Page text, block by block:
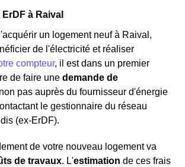
à Raival
un logement neuf à Raival,
de l'électricité et réaliser
compteur, il est dans un premier
de faire une demande de
non pas auprès du fournisseur d'énergie
le gestionnaire du réseau
(ex-ErDF).
de votre nouveau logement va
de travaux. L'estimation de ces frais